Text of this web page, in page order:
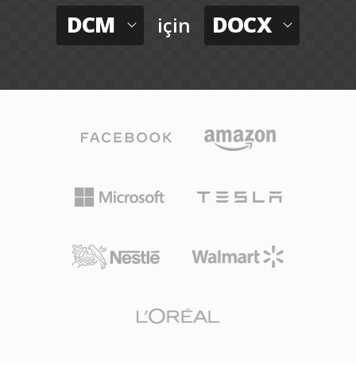
DCM için DOCX